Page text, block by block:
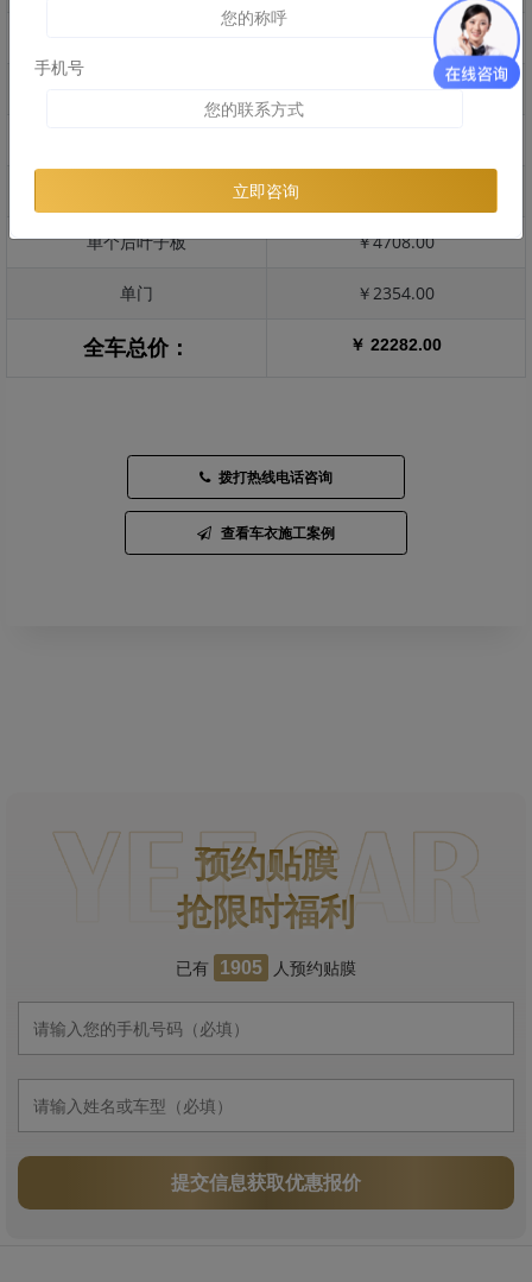
￥1936.00
￥3663.00
单个后叶子板 ￥4708.00
单门 ￥2354.00
全车总价： ￥ 22282.00
拨打热线电话咨询
查看车衣施工案例
预约贴膜
抢限时福利
已有 1905 人预约贴膜
提交信息获取优惠报价
手机号
立即咨询